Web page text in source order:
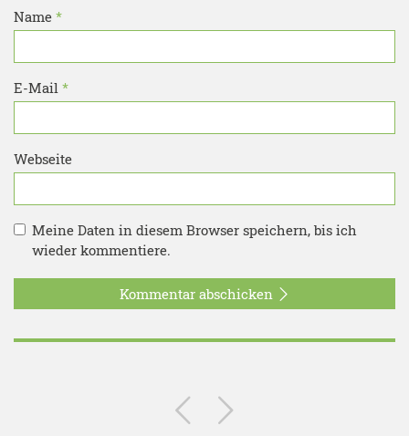
Name *
E-Mail *
Webseite
Meine Daten in diesem Browser speichern, bis ich
wieder kommentiere.
Kommentar abschicken